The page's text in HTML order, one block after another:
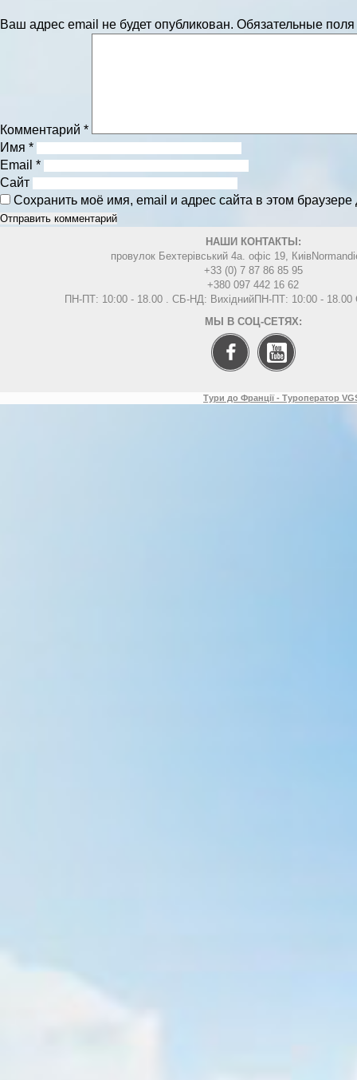
Ваш адрес email не будет опубликован. Обязательные
Комментарий *
Имя *
Email *
Сайт
Сохранить моё имя, email и адрес сайта в этом
НАШИ КОНТАКТЫ:
провулок Бехтерівський 4а. офіс 19, Киів
+33 (0) 7 87 86 85 95
+380 097 442 16 62
ПН-ПТ: 10:00 - 18.00 . СБ-НД: ВихіднийПН-ПТ: 10:00 -
МЫ В СОЦ-СЕТЯХ:
Тури до Франції - Туроператор